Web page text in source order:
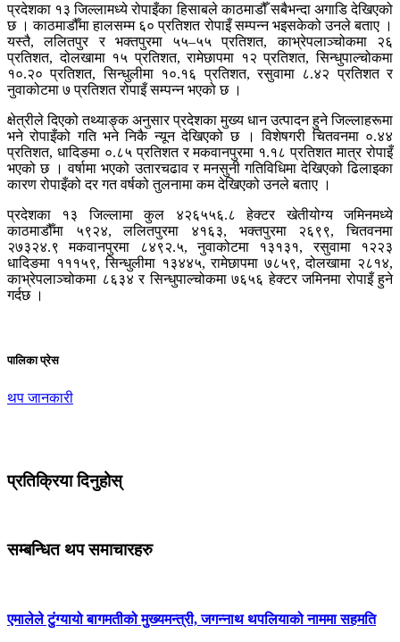
प्रदेशका १३ जिल्लामध्ये रोपाइँका हिसाबले काठमाडौँ सबैभन्दा अगाडि देखिएको
छ । काठमाडौँमा हालसम्म ६० प्रतिशत रोपाइँ सम्पन्न भइसकेको उनले बताए ।
यस्तै, ललितपुर र भक्तपुरमा ५५–५५ प्रतिशत, काभ्रेपलाञ्चोकमा २६
प्रतिशत, दोलखामा १५ प्रतिशत, रामेछापमा १२ प्रतिशत, सिन्धुपाल्चोकमा
१०.२० प्रतिशत, सिन्धुलीमा १०.१६ प्रतिशत, रसुवामा ८.४२ प्रतिशत र
नुवाकोटमा ७ प्रतिशत रोपाइँ सम्पन्न भएको छ ।
क्षेत्रीले दिएको तथ्याङ्क अनुसार प्रदेशका मुख्य धान उत्पादन हुने जिल्लाहरूमा
भने रोपाइँको गति भने निकै न्यून देखिएको छ । विशेषगरी चितवनमा ०.४४
प्रतिशत, धादिङमा ०.८५ प्रतिशत र मकवानपुरमा १.१८ प्रतिशत मात्र रोपाइँ
भएको छ । वर्षामा भएको उतारचढाव र मनसुनी गतिविधिमा देखिएको ढिलाइका
कारण रोपाइँको दर गत वर्षको तुलनामा कम देखिएको उनले बताए ।
प्रदेशका १३ जिल्लामा कुल ४२६५५६.८ हेक्टर खेतीयोग्य जमिनमध्ये
काठमाडौँमा ५९२४, ललितपुरमा ४१६३, भक्तपुरमा २६९९, चितवनमा
२७३२४.९ मकवानपुरमा ८४९२.५, नुवाकोटमा १३१३१, रसुवामा १२२३
धादिङमा १११५९, सिन्धुलीमा १३४४५, रामेछापमा ७८५९, दोलखामा २८१४,
काभ्रेपलाञ्चोकमा ८६३४ र सिन्धुपाल्चोकमा ७६५६ हेक्टर जमिनमा रोपाइँ हुने
गर्दछ ।
पालिका प्रेस
थप जानकारी
प्रतिक्रिया दिनुहोस्
सम्बन्धित थप समाचारहरु
एमालेले टुंग्यायो बागमतीको मुख्यमन्त्री, जगन्नाथ थपलियाको नाममा सहमति